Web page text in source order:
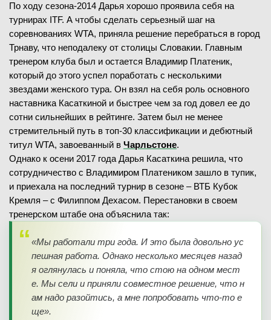
По ходу сезона-2014 Дарья хорошо проявила себя на
турнирах ITF. А чтобы сделать серьезный шаг на
соревнованиях WTA, приняла решение перебраться в город
Трнаву, что неподалеку от столицы Словакии. Главным
тренером клуба был и остается Владимир Платеник,
который до этого успел поработать с несколькими
звездами женского тура. Он взял на себя роль основного
наставника Касаткиной и быстрее чем за год довел ее до
сотни сильнейших в рейтинге. Затем был не менее
стремительный путь в топ-30 классификации и дебютный
титул WTA, завоеванный в Чарльстоне.
Однако к осени 2017 года Дарья Касаткина решила, что
сотрудничество с Владимиром Платеником зашло в тупик,
и приехала на последний турнир в сезоне – ВТБ Кубок
Кремля – с Филиппом Дехасом. Перестановки в своем
тренерском штабе она объяснила так:
«Мы работали три года. И это была довольно ус
пешная работа. Однако несколько месяцев назад
я оглянулась и поняла, что стою на одном мест
е. Мы сели и приняли совместное решение, что н
ам надо разойтись, а мне попробовать что-то е
ще».